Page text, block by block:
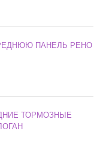
ПАНЕЛЬ РЕНО
ТОРМОЗНЫЕ